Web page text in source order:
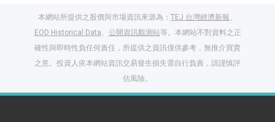
本網站所提供之股價與市場資訊來源為： TEJ 台灣經濟新報
EOD Historical Data
公開資訊觀測站等。本網站不對資料之正
確性與即時性負任何責任，所提供之資訊僅供參考，無推介買賣
之意。投資人依本網站資訊交易發生損失需自行負責，請謹慎評
估風險。